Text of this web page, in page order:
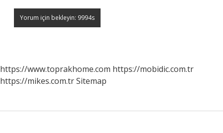
https://www.toprakhome.com https://mobidic.com.tr
https://mikes.com.trSitemap